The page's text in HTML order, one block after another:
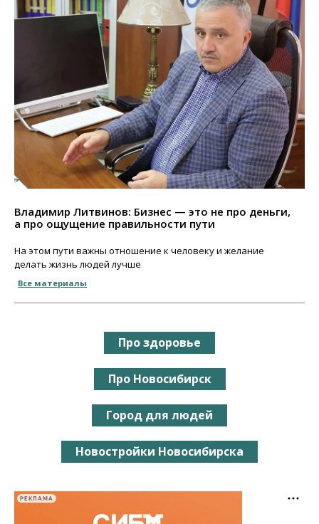
Владимир Литвинов: Бизнес — это не про деньги,
а про ощущение правильности пути
На этом пути важны отношение к человеку и желание
делать жизнь людей лучше
Все материалы
Про здоровье
Про Новосибирск
Город для людей
Новостройки Новосибирска
РЕКЛАМА